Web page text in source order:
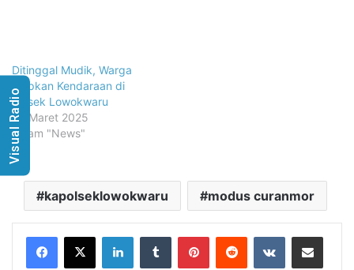
Ditinggal Mudik, Warga
Titipkan Kendaraan di
Polsek Lowokwaru
26 Maret 2025
dalam "News"
kapolseklowokwaru modus curanmor
LinkedInTumblr PinterestReddit VKontakteShare via Email
Visual Radio